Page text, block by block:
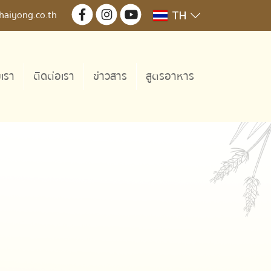
TH
า ติดต่อเรา ข่าวสาร สูตรอาหาร